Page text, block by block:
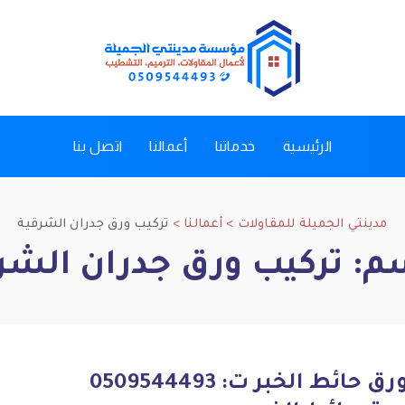
الرئيسية خدماتنا أعمالنا اتصل بنا
مدينتي الجميلة للمقاولات > أعمالنا > تركيب ورق جدران الشرقية
تركيب ورق جدران
تركيب ورق حائط الخبر ت: 0509544493